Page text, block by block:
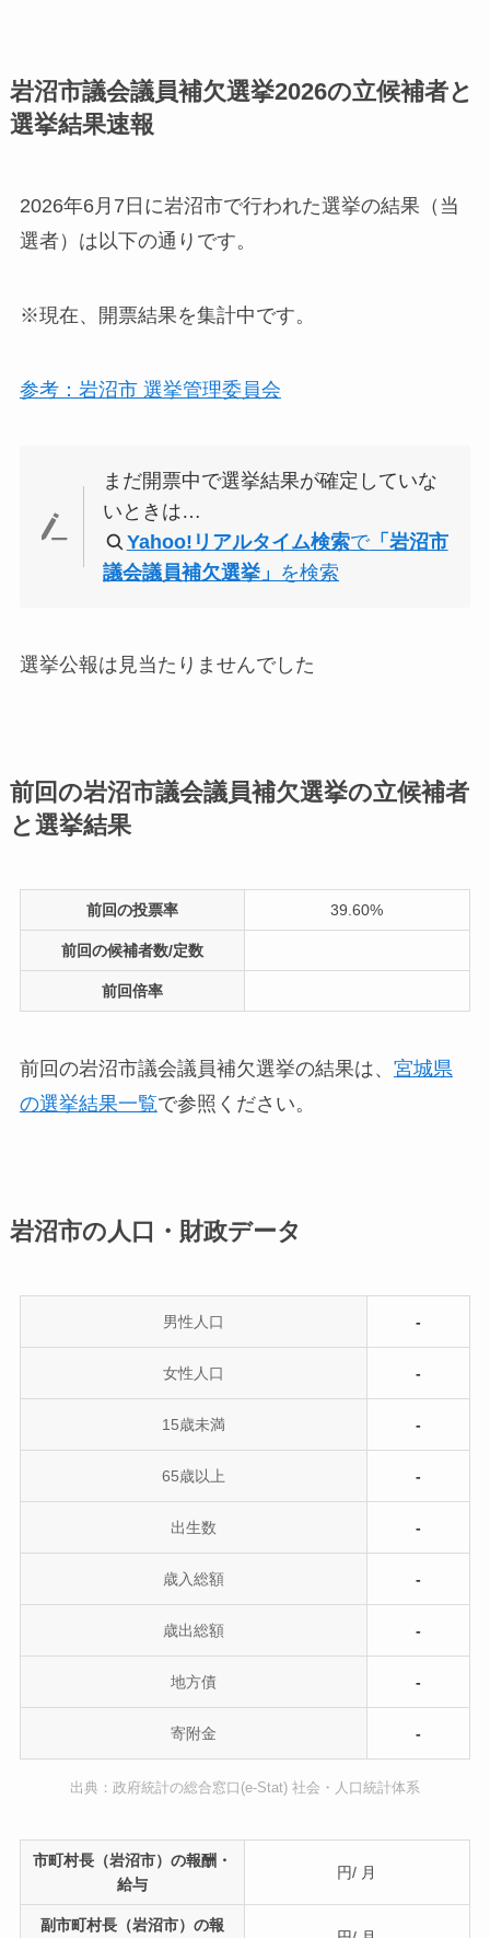
岩沼市議会議員補欠選挙2026の立候補者と
選挙結果速報
2026年6月7日に岩沼市で行われた選挙の結果（当
選者）は以下の通りです。
※現在、開票結果を集計中です。
参考：岩沼市 選挙管理委員会
まだ開票中で選挙結果が確定していな
いときは…
Yahoo!リアルタイム検索で「岩沼市
議会議員補欠選挙」 を検索
選挙公報は見当たりませんでした
前回の岩沼市議会議員補欠選挙の立候補者
と選挙結果
前回の投票率 39.60%
前回の候補者数/定数
前回倍率
前回の岩沼市議会議員補欠選挙の結果は、 宮城県
の選挙結果一覧で参照ください。
岩沼市の人口・財政データ
男性人口 -
女性人口 -
15歳未満 -
65歳以上 -
出生数 -
歳入総額 -
歳出総額 -
地方債 -
寄附金 -
出典：政府統計の総合窓口(e-Stat) 社会・人口統計体系
市町村長（岩沼市）の報酬・
給与
円/ 月
副市町村長（岩沼市）の報